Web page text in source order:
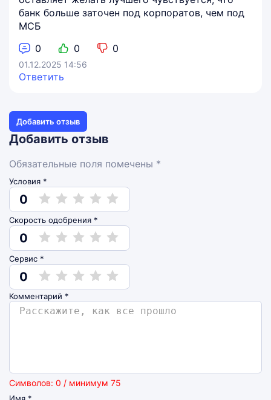
банк больше заточен под корпоратов, чем под
МСБ
0
0 0
01.12.2025 14:56
Ответить
Добавить отзыв
Добавить отзыв
Обязательные поля помечены *
Условия *
0
Скорость одобрения *
0
Сервис *
0
Комментарий *
Символов: 0 / минимум 75